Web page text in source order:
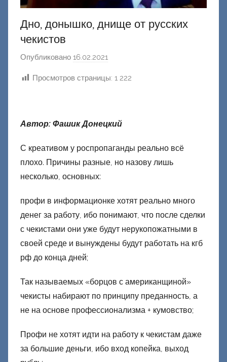
Дно, донышко, днище от русских
чекистов
Опубликовано 16.02.2021
т
о
Ф
а
к
Д
о
н
к
и
й
Просмотров страницы: 1 222
Автор: Фашик Донецкий
С креативом у роспропаганды реально всё
плохо. Причины разные, но назову лишь
несколько, основных:
профи в информационке хотят реально много
денег за работу, ибо понимают, что после сделки
с чекистами они уже будут нерукопожатными в
своей среде и вынуждены будут работать на кгб
рф до конца дней;
Так называемых «борцов с американщиной»
чекисты набирают по принципу преданность, а
не на основе профессионализма + кумовство;
Профи не хотят идти на работу к чекистам даже
за большие деньги, ибо вход копейка, выход